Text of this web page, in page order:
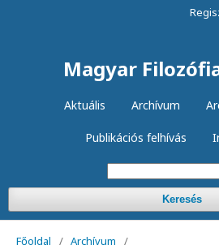
Magyar
Aktuális Archívum
Publikációs felhívás
Keresés
Főoldal / Archívum
/